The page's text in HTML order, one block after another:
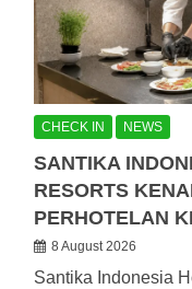
CHECK IN NEWS
SANTIKA
RESORTS
PERHOTELAN
8 August 2026
Santika Indonesia